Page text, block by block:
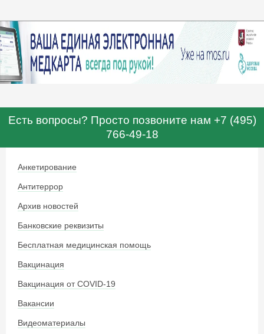
Есть вопросы? Просто позвоните нам +7 (495)
766-49-18
Анкетирование
Антитеррор
Архив новостей
Банковские реквизиты
Бесплатная медицинская помощь
Вакцинация
Вакцинация от COVID-19
Вакансии
Видеоматериалы